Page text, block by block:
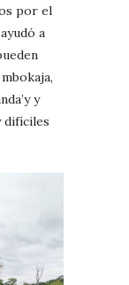
por el
a
y
difíciles